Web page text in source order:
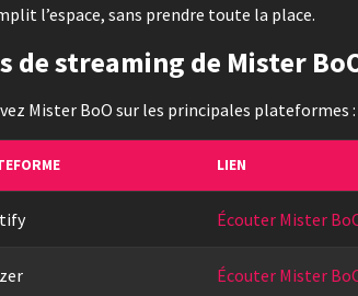
l’espace, sans prendre toute la place.
de streaming de Mister
Mister BoO sur les principales plateformes :
LIEN
Écouter Mister
Écouter Mister